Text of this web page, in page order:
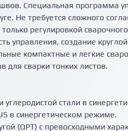
Специальная программа
Не требуется сложного
регулировкой
управления, создание
компактные и легкие
для сварки тонких листов.
стали в
в синергетическом режиме.
(QPT) с превосходными